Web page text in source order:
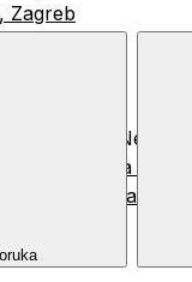
Zagreb
© 2026
Politika
kolačića